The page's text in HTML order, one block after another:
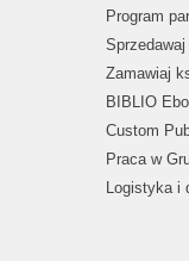
Program
Zamawiaj
BIBLIO
Custom
Praca w
Logistyka i